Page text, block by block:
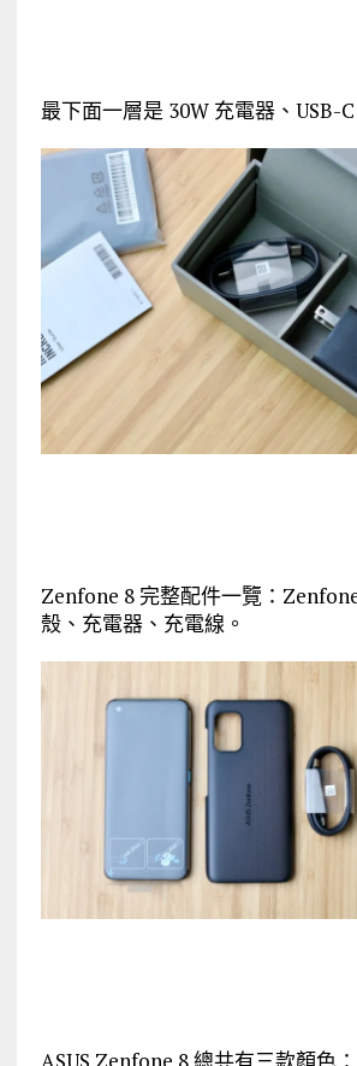
最下面一層是 30W 充電器、USB-C
Zenfone 8 完整配件一覽：
殼、充電器、充電線。
ASUS Zenfone 8 總共有三款顏色